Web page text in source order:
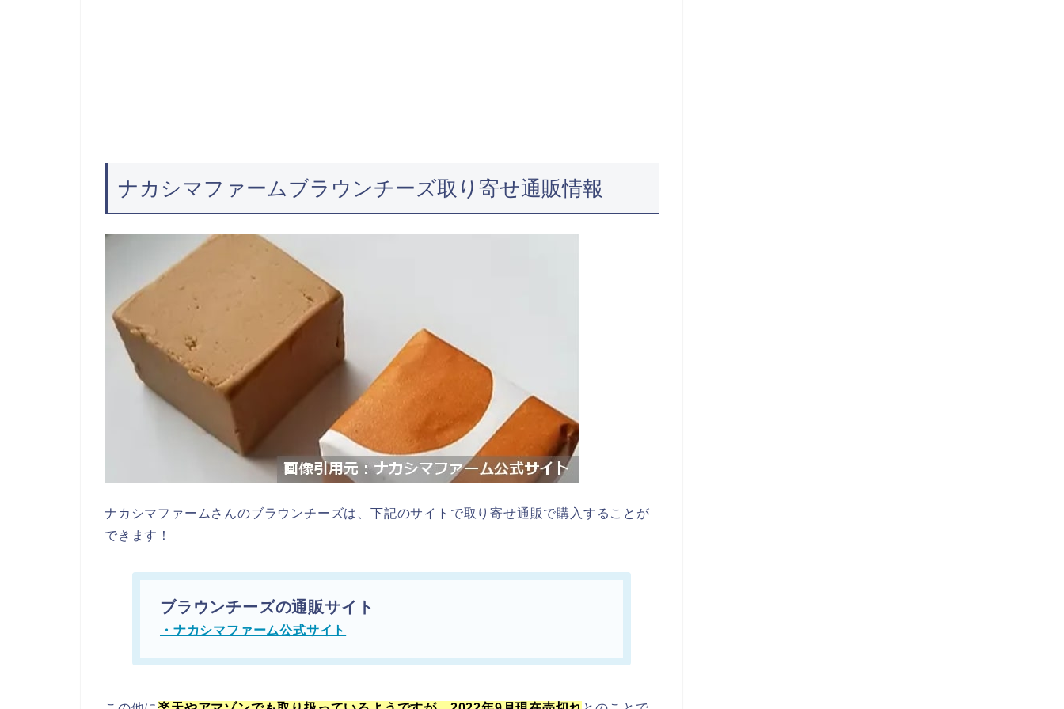
ナカシマファームブラウンチーズ取り寄せ通販情報
ナカシマファームさんのブラウンチーズは、下記のサイトで取り寄せ通販で購入することが
できます！
ブラウンチーズの通販サイト
・ナカシマファーム公式サイト